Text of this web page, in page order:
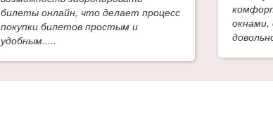
билеты онлайн, что делает процесс
покупки билетов простым и
удобным.....